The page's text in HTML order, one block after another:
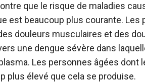
que le risque de maladies
est beaucoup plus courante.
douleurs musculaires et des
une dengue sévère dans
Les personnes âgées
plus élevé que cela se produise.